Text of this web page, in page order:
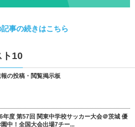
事の続きはこちら
ト10
の投稿・閲覧掲示板
年度 第57回 関東中学校サッカー大会＠茨城 優
中！全国大会出場7チー...